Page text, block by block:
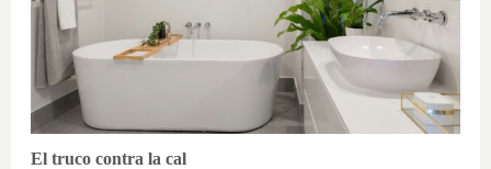
El truco contra la cal